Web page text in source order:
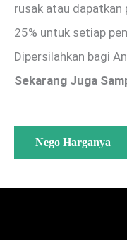
rusak atau dapatkan
25% untuk setiap
Dipersilahkan bagi
Sekarang Juga
Nego Harganya